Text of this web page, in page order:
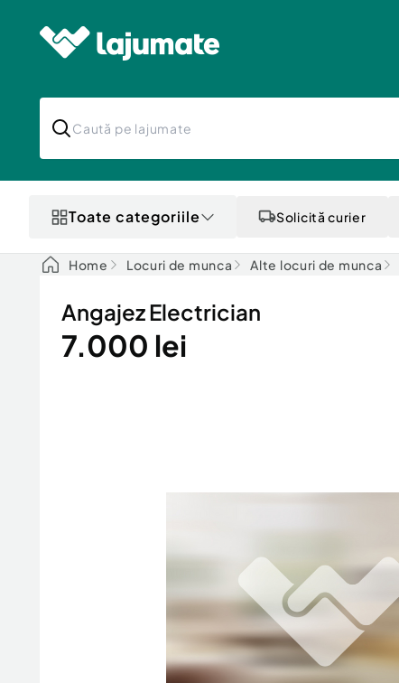
Toate categoriile Solicită curier
Home Locuri de munca Alte locuri de munca
Angajez Electrician
7.000 lei